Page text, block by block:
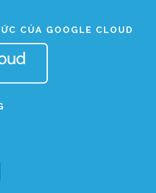
CỦA GOOGLE CLOUD